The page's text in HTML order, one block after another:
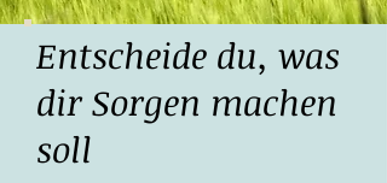
Entscheide du, was
dir Sorgen machen
soll